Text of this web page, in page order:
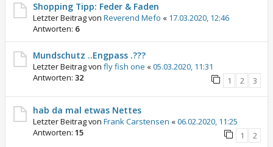
Shopping Tipp: Feder & Faden
Letzter Beitrag von Reverend Mefo « 17.03.2020, 12:46
Antworten: 6
Mundschutz ..Engpass .???
Letzter Beitrag von fly fish one «05.03.2020, 11:31
Antworten: 32 1 2 3
hab da mal etwas Nettes
Letzter Beitrag von Frank Carstensen «06.02.2020, 11:25
Antworten: 15 1 2